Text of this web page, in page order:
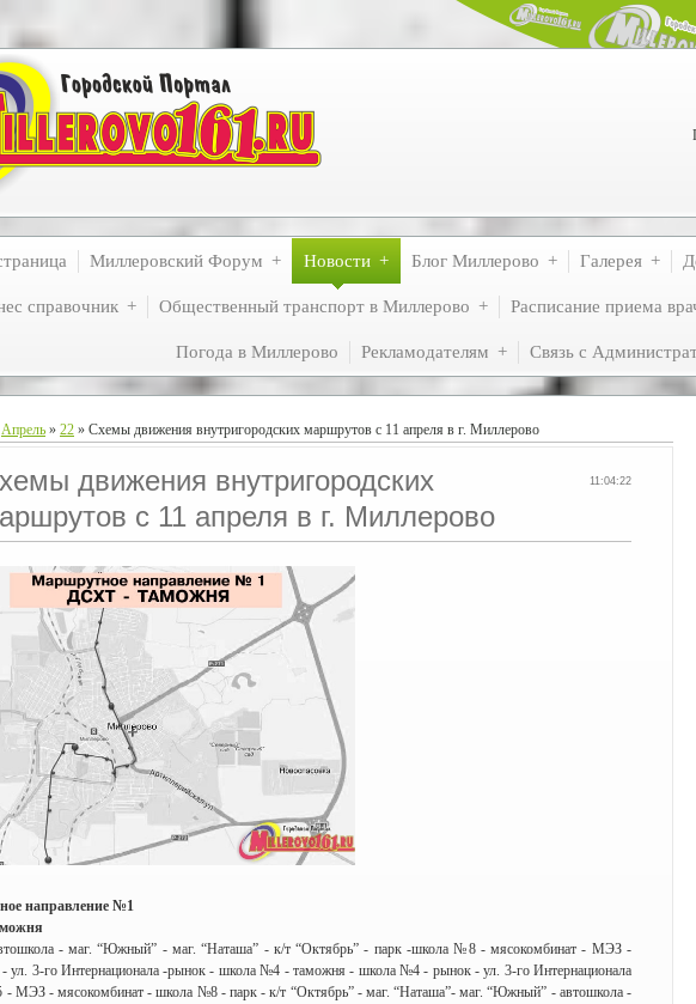
Миллеровский Форум Новости Блог Миллерово Галерея
справочник Общественный транспорт в Миллерово Расписание приема
Погода в Миллерово Рекламодателям Связь с
Апрель » 22 » Схемы движения внутригородских маршрутов с 11 апреля в г. Миллерово
11:04:22
движения внутригородских
с 11 апреля в г. Миллерово
направление №1
- маг. “Южный” - маг. “Наташа” - к/т “Октябрь” - парк -школа №8 - мясокомбинат - МЭЗ -
ул. 3-го Интернационала -рынок - школа №4 - таможня - школа №4 - рынок - ул. 3-го Интернационала
МЭЗ - мясокомбинат - школа №8 - парк - к/т “Октябрь” - маг. “Наташа”- маг. “Южный” - автошкола -